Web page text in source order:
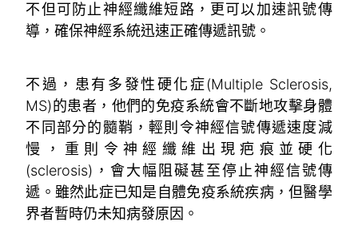
不但可防止神經纖維短路，更可以加速訊號傳
導，確保神經系統迅速正確傳遞訊號。
不過，患有多發性硬化症(Multiple Sclerosis,
MS)的患者，他們的免疫系統會不斷地攻擊身體
不同部分的髓鞘，輕則令神經信號傳遞速度減
慢，重則令神經纖維出現疤痕並硬化
(sclerosis)，會大幅阻礙甚至停止神經信號傳
遞。雖然此症已知是自體免疫系統疾病，但醫學
界者暫時仍未知病發原因。